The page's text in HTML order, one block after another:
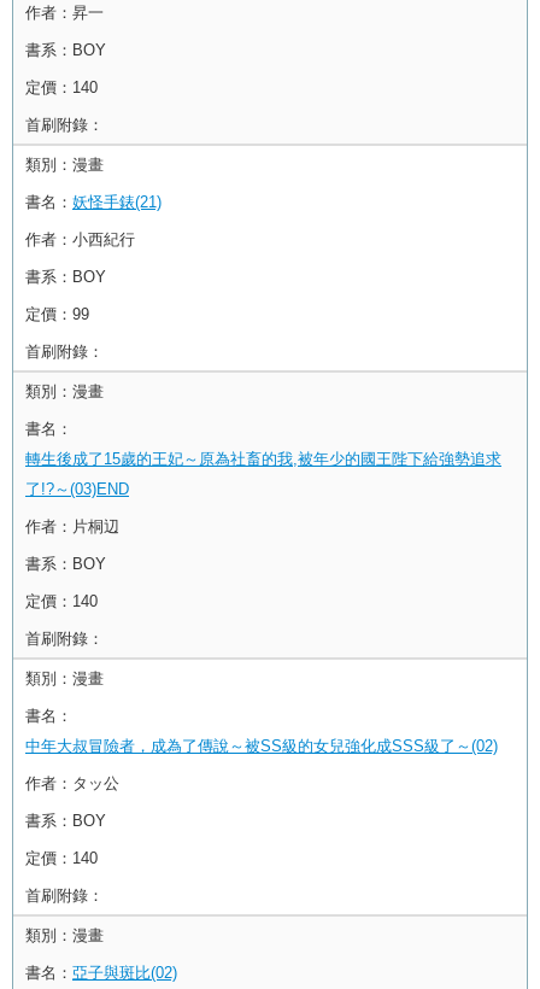
作者： 昇一
書系： BOY
定價： 140
首刷附錄：
類別： 漫畫
書名： 妖怪手錶(21)
作者： 小西紀行
書系： BOY
定價： 99
首刷附錄：
類別： 漫畫
書名：
轉生後成了15歲的王妃～原為社畜的我,被年少的國王陛下給強勢追求
了!?～(03)END
作者： 片桐辺
書系： BOY
定價： 140
首刷附錄：
類別： 漫畫
書名：
中年大叔冒險者，成為了傳說～被SS級的女兒強化成SSS級了～(02)
作者： タッ公
書系： BOY
定價： 140
首刷附錄：
類別： 漫畫
書名： 亞子與斑比(02)